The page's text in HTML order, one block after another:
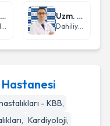
Prof. Dr. Ahmet Kemal Fırat
Radyoloji
Uzm. Dr. Mücahit Gür
Dahiliye - İç Hastalıkları
Hastanesi
- KBB,
, Kardiyoloji,